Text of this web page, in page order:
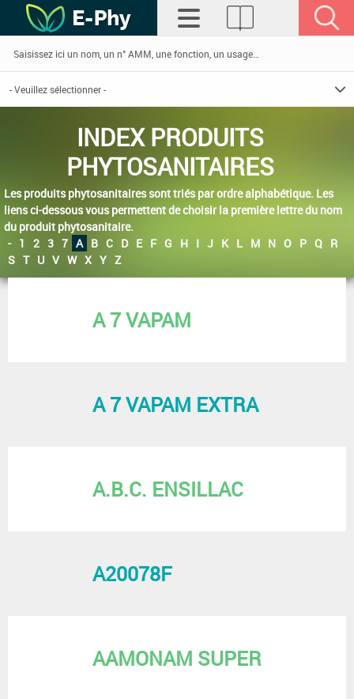
INDEX PRODUITS
PHYTOSANITAIRES
Les produits phytosanitaires sont triés par ordre alphabétique. Les
liens ci-dessous vous permettent de choisir la première lettre du nom
du produit phytosanitaire.
- 1 2 3 7 A B C D E F G H I J K L M N O P Q R
S T U V W X Y Z
A 7 VAPAM
A 7 VAPAM EXTRA
A.B.C. ENSILLAC
A20078F
AAMONAM SUPER